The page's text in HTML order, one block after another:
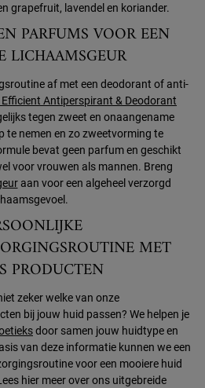
grapefruit, lavendel en koriander.
PARFUMS VOOR EEN
LICHAAMSGEUR
af met een deodorant of anti-
Antiperspirant & Deodorant
tegen zweet en onaangename
te nemen en zo zweetvorming te
bevat geen parfum en geschikt
voor vrouwen als mannen. Breng
aan voor een algeheel verzorgd
MET
PRODUCTEN
zeker welke van onze
bij jouw huid passen? We helpen je
door samen jouw huidtype en
van deze informatie kunnen we een
voor een mooiere huid
hier meer over ons uitgebreide